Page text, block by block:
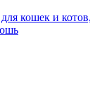
кошек и